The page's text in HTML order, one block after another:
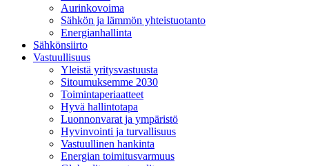
Aurinkovoima
Sähkön ja lämmön yhteistuotanto
Energianhallinta
Sähkönsiirto
Vastuullisuus
Yleistä yritysvastuusta
Sitoumuksemme 2030
Toimintaperiaatteet
Hyvä hallintotapa
Luonnonvarat ja ympäristö
Hyvinvointi ja turvallisuus
Vastuullinen hankinta
Energian toimitusvarmuus